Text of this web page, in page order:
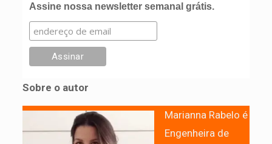
Assine nossa newsletter semanal grátis.
Sobre o autor
Marianna Rabelo é
Engenheira de